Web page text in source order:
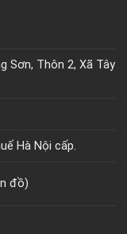
Sơn, Thôn 2, Xã Tây
Hà Nội cấp.
đồ)